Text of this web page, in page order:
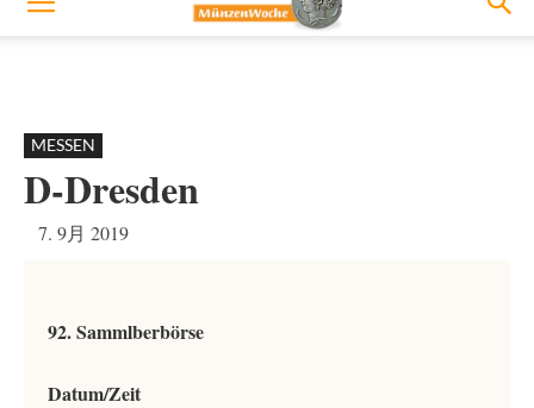
MESSEN
D-Dresden
7. 9月 2019
92. Sammlberbörse
Datum/Zeit